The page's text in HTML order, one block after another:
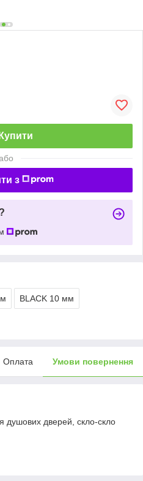
Купити
з
BLACK 10 мм
Оплата Умови повернення
душових дверей, скло-скло